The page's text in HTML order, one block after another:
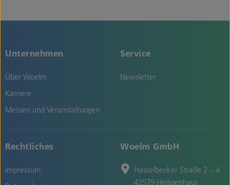
Unternehmen
Über Woelm
Karriere
Messen und Veranstaltungen
Service
Newsletter
Rechtliches
Impressum
Woelm GmbH
Hasselbecker Straße 2 – 4
42579 Heiligenhaus